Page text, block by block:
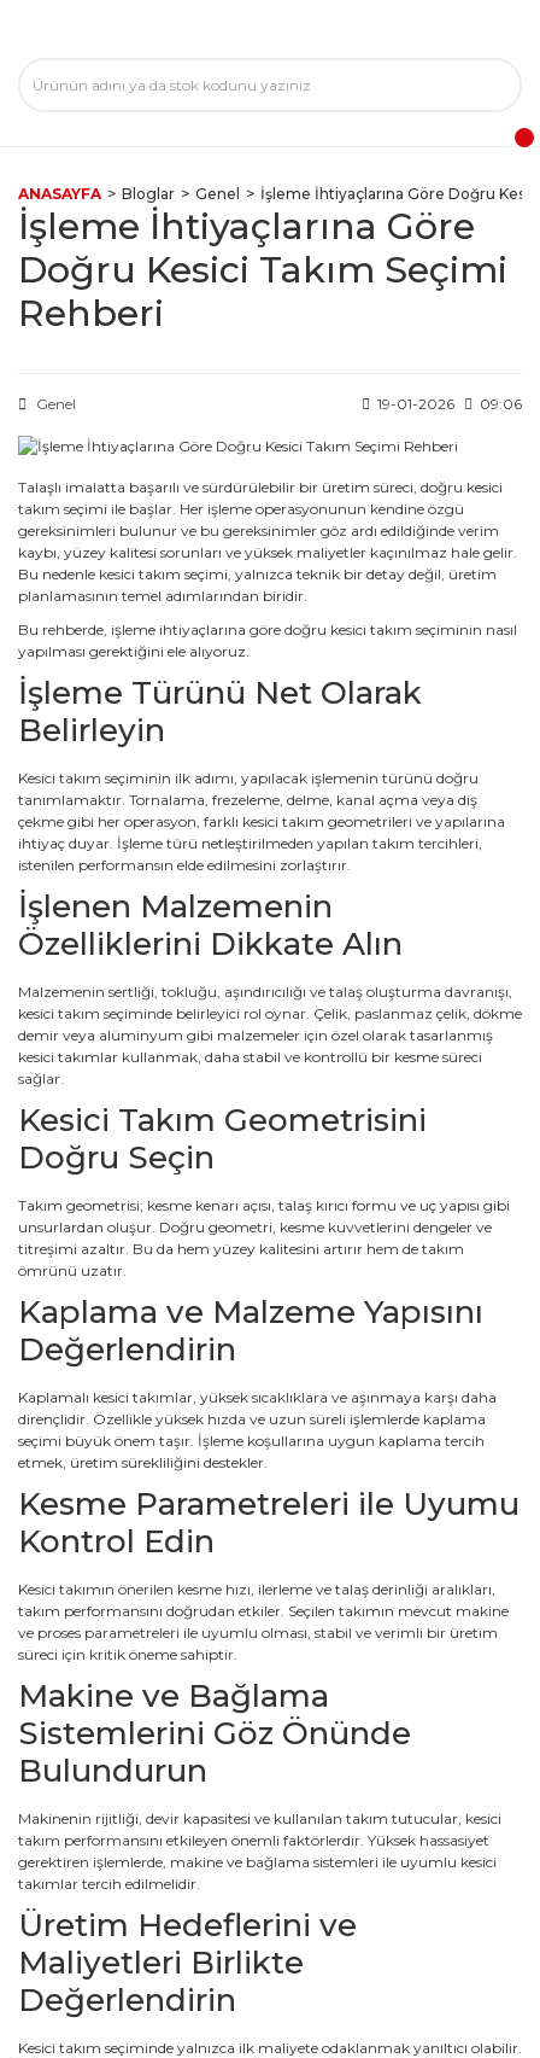
ANASAYFA Bloglar Genel İşleme İhtiyaçlarına Göre Doğru
İşleme İhtiyaçlarına Göre
Doğru Kesici Takım Seçimi
Rehberi
Genel 19-01-2026 09:06
Talaşlı imalatta başarılı ve sürdürülebilir bir üretim süreci, doğru kesici
takım seçimi ile başlar. Her işleme operasyonunun kendine özgü
gereksinimleri bulunur ve bu gereksinimler göz ardı edildiğinde verim
kaybı, yüzey kalitesi sorunları ve yüksek maliyetler kaçınılmaz hale gelir.
Bu nedenle kesici takım seçimi, yalnızca teknik bir detay değil, üretim
planlamasının temel adımlarından biridir.
Bu rehberde, işleme ihtiyaçlarına göre doğru kesici takım seçiminin nasıl
yapılması gerektiğini ele alıyoruz.
İşleme Türünü Net Olarak
Belirleyin
Kesici takım seçiminin ilk adımı, yapılacak işlemenin türünü doğru
tanımlamaktır. Tornalama, frezeleme, delme, kanal açma veya diş
çekme gibi her operasyon, farklı kesici takım geometrileri ve yapılarına
ihtiyaç duyar. İşleme türü netleştirilmeden yapılan takım tercihleri,
istenilen performansın elde edilmesini zorlaştırır.
İşlenen Malzemenin
Özelliklerini Dikkate Alın
Malzemenin sertliği, tokluğu, aşındırıcılığı ve talaş oluşturma davranışı,
kesici takım seçiminde belirleyici rol oynar. Çelik, paslanmaz çelik, dökme
demir veya alüminyum gibi malzemeler için özel olarak tasarlanmış
kesici takımlar kullanmak, daha stabil ve kontrollü bir kesme süreci
sağlar.
Kesici Takım Geometrisini
Doğru Seçin
Takım geometrisi; kesme kenarı açısı, talaş kırıcı formu ve uç yapısı gibi
unsurlardan oluşur. Doğru geometri, kesme kuvvetlerini dengeler ve
titreşimi azaltır. Bu da hem yüzey kalitesini artırır hem de takım
ömrünü uzatır.
Kaplama ve Malzeme Yapısını
Değerlendirin
Kaplamalı kesici takımlar, yüksek sıcaklıklara ve aşınmaya karşı daha
dirençlidir. Özellikle yüksek hızda ve uzun süreli işlemlerde kaplama
seçimi büyük önem taşır. İşleme koşullarına uygun kaplama tercih
etmek, üretim sürekliliğini destekler.
Kesme Parametreleri ile Uyumu
Kontrol Edin
Kesici takımın önerilen kesme hızı, ilerleme ve talaş derinliği aralıkları,
takım performansını doğrudan etkiler. Seçilen takımın mevcut makine
ve proses parametreleri ile uyumlu olması, stabil ve verimli bir üretim
süreci için kritik öneme sahiptir.
Makine ve Bağlama
Sistemlerini Göz Önünde
Bulundurun
Makinenin rijitliği, devir kapasitesi ve kullanılan takım tutucular, kesici
takım performansını etkileyen önemli faktörlerdir. Yüksek hassasiyet
gerektiren işlemlerde, makine ve bağlama sistemleri ile uyumlu kesici
takımlar tercih edilmelidir.
Üretim Hedeflerini ve
Maliyetleri Birlikte
Değerlendirin
Kesici takım seçiminde yalnızca ilk maliyete odaklanmak yanıltıcı olabilir.